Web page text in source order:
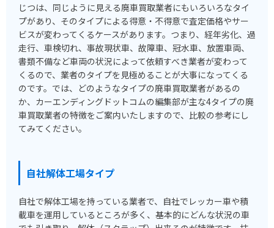
じつは、同じように見える廃車買取業者にもいろいろなタイ
プがあり、そのタイプによる得意・不得意で査定価格やサー
ビスが変わってくるケースがあります。つまり、経年劣化、過
走行、車検切れ、事故現状車、故障車、冠水車、放置車両、
書類不備など車両の状況によって依頼すべき業者が変わって
くるので、業者のタイプを見極めることが大事になってくる
のです。では、どのようなタイプの廃車買取業者があるの
か、カーエンディングドットコムの編集部が主な4タイプの廃
車買取業者の特徴をご案内いたしますので、比較の参考にし
てみてください。
自社解体工場タイプ
自社で解体工場を持っている業者で、自社でレッカー車や積
載車を運用しているところが多く、基本的にどんな状況の車